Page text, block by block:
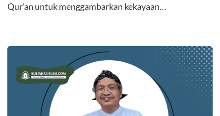
Qur’an untuk menggambarkan kekayaan…